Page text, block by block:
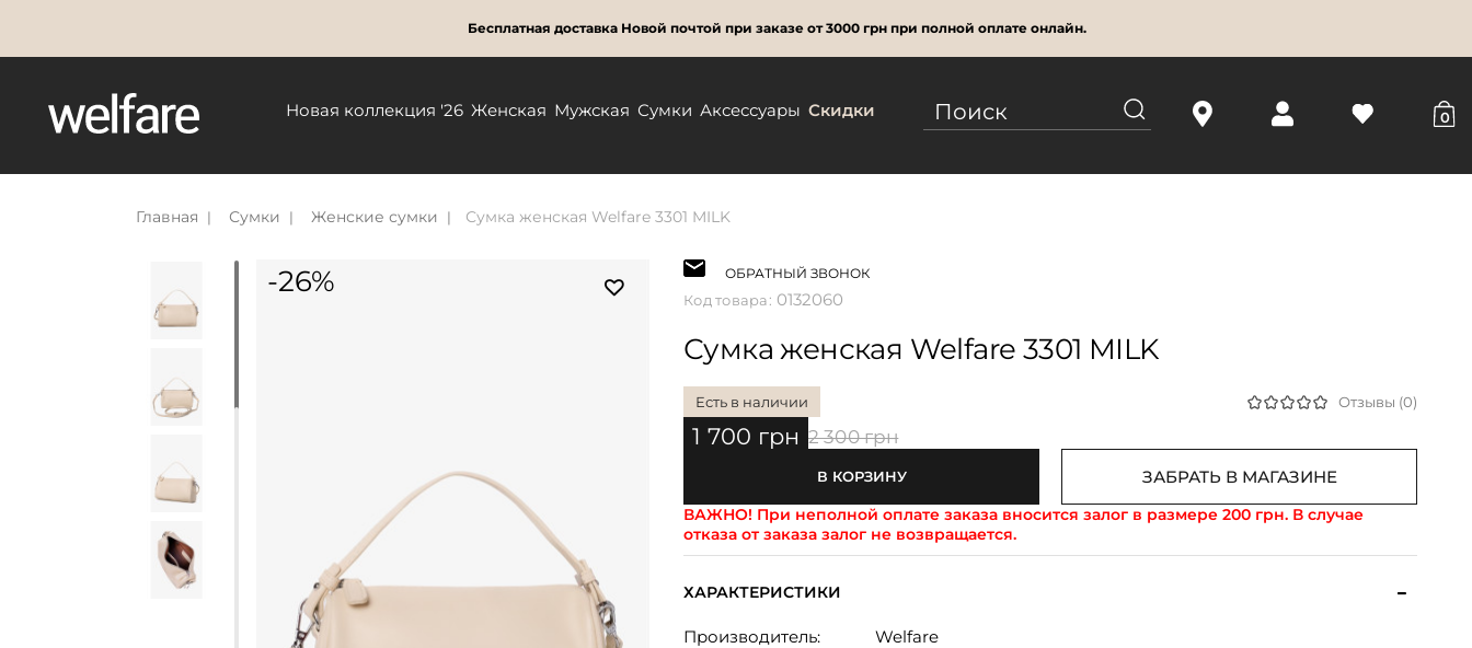
Бесплатная доставка Новой почтой при заказе от 3000 грн при полной оплате онлайн.
Новая коллекция '26 Женская Мужская Сумки Аксессуары Скидки 0
Главная Сумки Женские сумки Сумка женская Welfare 3301 MILK
-26% ОБРАТНЫЙ ЗВОНОК
Код товара: 0132060
Сумка женская Welfare 3301 MILK
Есть в наличии Отзывы (0)
1 700 грн 2 300 грн
В КОРЗИНУ ЗАБРАТЬ В МАГАЗИНЕ
ВАЖНО! При неполной оплате заказа вносится залог в размере 200 грн. В случае
отказа от заказа залог не возвращается.
ХАРАКТЕРИСТИКИ
Производитель:
Welfare